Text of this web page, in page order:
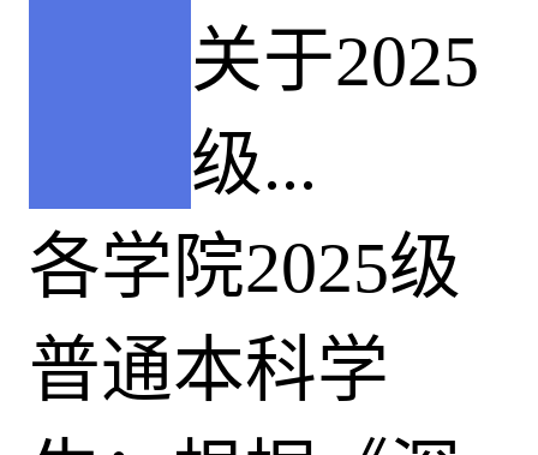
关于2025
级...
各学院2025级
普通本科学